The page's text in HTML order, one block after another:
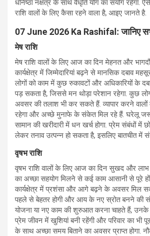
धनिष्ठा नक्षत्र के साथ वैधृति योग का संयोग रहेगा.
राशि वालों के लिए कैसा रहने वाला है, आइए जानते है.
07 June 2026 Ka Rashifal: जानिए
मेष राशि
मेष राशि वालों के लिए आज का दिन मेहनत और
कार्यक्षेत्र में जिम्मेदारियां बढ़ने से मानसिक दबाव
लोगों को काम में कुछ रुकावटों और अधिकारियों के
पड़ सकता है, जिससे मन थोड़ा परेशान रहेगा. कुछ
अवसर की तलाश भी कर सकते हैं. व्यापार करने
रहेगा और अच्छे मुनाफे के संकेत मिल रहे हैं. घरेलू
सामान की खरीदारी में धन खर्च होगा. प्रेम संबंधों में
लेकर तनाव उत्पन्न हो सकता है, इसलिए बातचीत में
वृषभ राशि
वृषभ राशि वालों के लिए आज का दिन सुखद और लाभ
का अच्छा सहयोग मिलने से कई काम आसानी से पूरे
कार्यक्षेत्र में प्रशंसा और आगे बढ़ने के अवसर मिल
पहले से बेहतर होगी और आय के नए स्रोत बनने की
योजना या नए काम की शुरुआत करना चाहते हैं,
प्रेम जीवन में खुशियां बनी रहेंगी और परिवार का भी
के साथ अच्छा समय बिताने का अवसर प्राप्त होगा.